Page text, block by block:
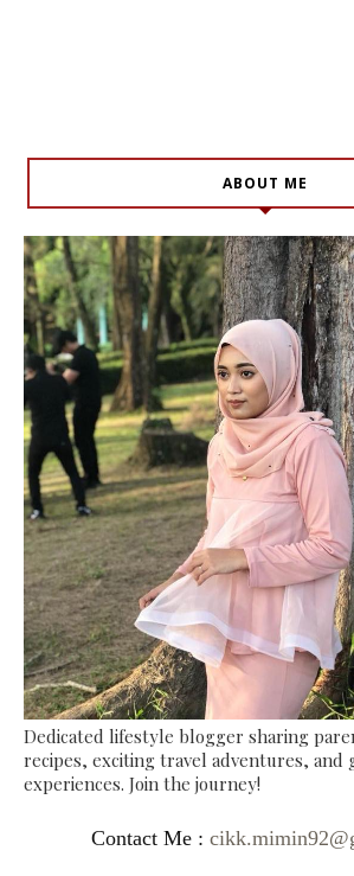
ABOUT ME
Dedicated lifestyle blogger sharing
recipes, exciting travel adventures, and
experiences. Join the journey!
Contact Me :